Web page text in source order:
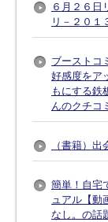
６月２６
リ－２０１
ブーストコ
好感度をア
もにする鉄
んのクチコ
（書籍）
簡単！自宅
ュアル【動
なし。の話